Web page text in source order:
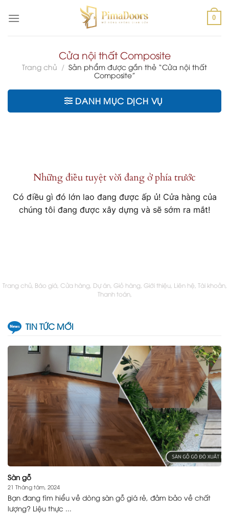
đến
0
Cửa nội thất Composite
Trang chủ / Sản phẩm được gắn thẻ “Cửa nội thất
Composite”
DANH MỤC DỊCH VỤ
Những điều tuyệt vời đang ở phía trước
Có điều gì đó lớn lao đang được ấp ủ! Cửa hàng của
chúng tôi đang được xây dựng và sẽ sớm ra mắt!
Trang chủ Báo giá Cửa hàng Dự án Giỏ hàng Giới thiệu Liên hệ Tài khoản
Thanh toán
TIN TỨC MỚI
Sàn gỗ
21 Tháng tám, 2024
Bạn đang tìm hiểu về dòng sàn gỗ giá rẻ, đảm bảo về chất
lượng? Liệu thực ...